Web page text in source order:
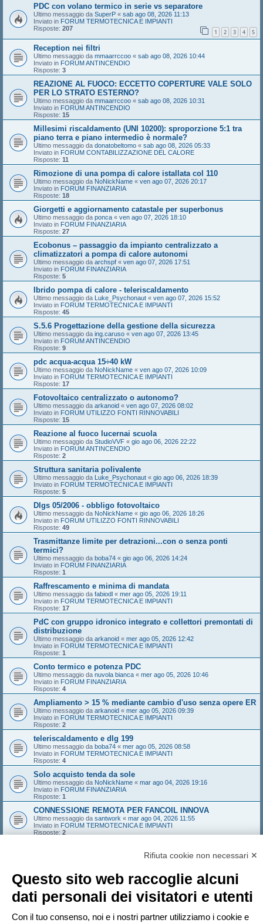
PDC con volano termico in serie vs separatore
Ultimo messaggio da SuperP « sab ago 08, 2026 11:13
Inviato in FORUM TERMOTECNICA E IMPIANTI
Risposte: 207 1 2 3 4 5
Reception nei filtri
Ultimo messaggio da mmaarrccoo « sab ago 08, 2026 10:44
Inviato in FORUM ANTINCENDIO
Risposte: 3
REAZIONE AL FUOCO: ECCETTO COPERTURE VALE SOLO
PER LO STRATO ESTERNO?
Ultimo messaggio da mmaarrccoo « sab ago 08, 2026 10:31
Inviato in FORUM ANTINCENDIO
Risposte: 15
Millesimi riscaldamento (UNI 10200): sproporzione 5:1 tra
piano terra e piano intermedio è normale?
Ultimo messaggio da donatobeltomo « sab ago 08, 2026 05:33
Inviato in FORUM CONTABILIZZAZIONE DEL CALORE
Risposte: 11
Rimozione di una pompa di calore istallata col 110
Ultimo messaggio da NoNickName « ven ago 07, 2026 20:17
Inviato in FORUM FINANZIARIA
Risposte: 18
Giorgetti e aggiornamento catastale per superbonus
Ultimo messaggio da ponca « ven ago 07, 2026 18:10
Inviato in FORUM FINANZIARIA
Risposte: 27
Ecobonus – passaggio da impianto centralizzato a
climatizzatori a pompa di calore autonomi
Ultimo messaggio da archspf « ven ago 07, 2026 17:51
Inviato in FORUM FINANZIARIA
Risposte: 5
Ibrido pompa di calore - teleriscaldamento
Ultimo messaggio da Luke_Psychonaut « ven ago 07, 2026 15:52
Inviato in FORUM TERMOTECNICA E IMPIANTI
Risposte: 45
S.5.6 Progettazione della gestione della sicurezza
Ultimo messaggio da ing.caruso « ven ago 07, 2026 13:45
Inviato in FORUM ANTINCENDIO
Risposte: 9
pdc acqua-acqua 15÷40 kW
Ultimo messaggio da NoNickName « ven ago 07, 2026 10:09
Inviato in FORUM TERMOTECNICA E IMPIANTI
Risposte: 17
Fotovoltaico centralizzato o autonomo?
Ultimo messaggio da arkanoid « ven ago 07, 2026 08:02
Inviato in FORUM UTILIZZO FONTI RINNOVABILI
Risposte: 15
Reazione al fuoco lucernai scuola
Ultimo messaggio da StudioVVF « gio ago 06, 2026 22:22
Inviato in FORUM ANTINCENDIO
Risposte: 2
Struttura sanitaria polivalente
Ultimo messaggio da Luke_Psychonaut « gio ago 06, 2026 18:39
Inviato in FORUM TERMOTECNICA E IMPIANTI
Risposte: 5
Dlgs 05/2006 - obbligo fotovoltaico
Ultimo messaggio da NoNickName « gio ago 06, 2026 18:26
Inviato in FORUM UTILIZZO FONTI RINNOVABILI
Risposte: 49
Trasmittanze limite per detrazioni...con o senza ponti
termici?
Ultimo messaggio da boba74 « gio ago 06, 2026 14:24
Inviato in FORUM FINANZIARIA
Risposte: 1
Raffrescamento e minima di mandata
Ultimo messaggio da fabiodl « mer ago 05, 2026 19:11
Inviato in FORUM TERMOTECNICA E IMPIANTI
Risposte: 17
PdC con gruppo idronico integrato e collettori premontati di
distribuzione
Ultimo messaggio da arkanoid « mer ago 05, 2026 12:42
Inviato in FORUM TERMOTECNICA E IMPIANTI
Risposte: 1
Conto termico e potenza PDC
Ultimo messaggio da nuvola bianca « mer ago 05, 2026 10:46
Inviato in FORUM FINANZIARIA
Risposte: 4
Ampliamento > 15 % mediante cambio d'uso senza opere ER
Ultimo messaggio da arkanoid « mer ago 05, 2026 09:39
Inviato in FORUM TERMOTECNICA E IMPIANTI
Risposte: 2
teleriscaldamento e dlg 199
Ultimo messaggio da boba74 « mer ago 05, 2026 08:58
Inviato in FORUM TERMOTECNICA E IMPIANTI
Risposte: 4
Solo acquisto tenda da sole
Ultimo messaggio da NoNickName « mar ago 04, 2026 19:16
Inviato in FORUM FINANZIARIA
Risposte: 1
CONNESSIONE REMOTA PER FANCOIL INNOVA
Ultimo messaggio da santwork « mar ago 04, 2026 11:55
Inviato in FORUM TERMOTECNICA E IMPIANTI
Risposte: 2
lun ago 03, 2026 22:30
codice libretto non trovato sul SIPEE (piemonte) / anni
validità / impianto simulato
Ultimo messaggio daMAURIZIOCHIABRERA«lun ago 03, 2026 17:06
Inviato in
Risposte:
Rifiuta cookie non necessari ✕
Questo sito web raccoglie alcuni
dati personali dei visitatori e utenti
Con il tuo consenso, noi e i nostri partner utilizziamo i cookie e